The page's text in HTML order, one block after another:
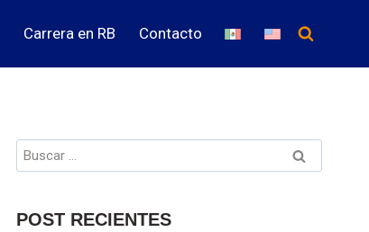
Carrera en RB Contacto
POST RECIENTES